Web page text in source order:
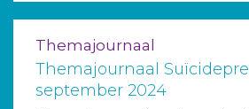
Themajournaal
Themajournaal
september 2024